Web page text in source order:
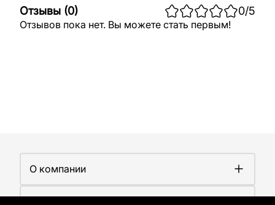
Отзывы (0) 0/5
Отзывов пока нет. Вы можете стать первым!
О компании